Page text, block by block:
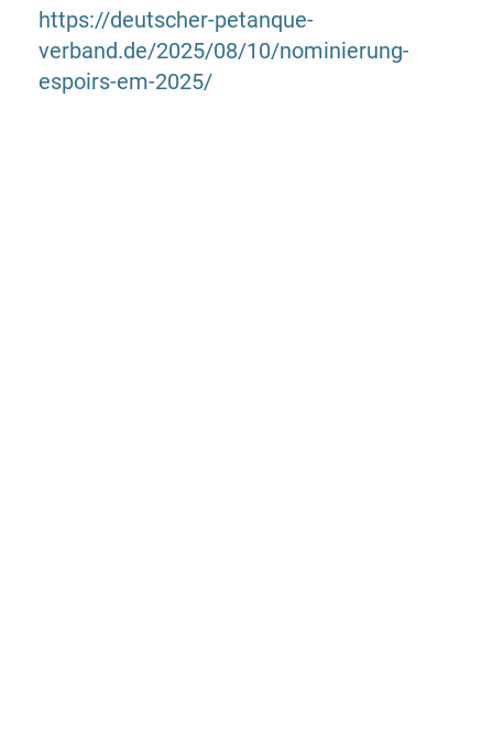
https://deutscher-petanque-
verband.de/2025/08/10/nominierung-
espoirs-em-2025/